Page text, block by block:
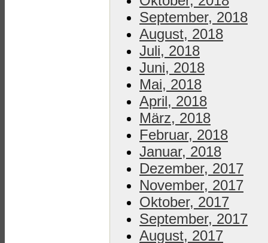
September, 2018
August, 2018
Juli, 2018
Juni, 2018
Mai, 2018
April, 2018
März, 2018
Februar, 2018
Januar, 2018
Dezember, 2017
November, 2017
Oktober, 2017
September, 2017
August, 2017